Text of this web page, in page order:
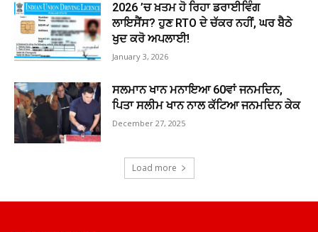
2026 ’ਚ ਖ਼ਤਮ ਹੋ ਰਿਹਾ ਡਰਾਈਵਿੰਗ
ਲਾਇਸੈਂਸ? ਹੁਣ RTO ਦੇ ਚੱਕਰ ਨਹੀਂ, ਘਰ ਬੈਠੇ
ਖੁਦ ਕਰੋ ਅਪਲਾਈ!
January 3, 2026
ਸਲਮਾਨ ਖਾਨ ਮਨਾਇਆ 60ਵਾਂ ਜਨਮਦਿਨ,
ਪਿਤਾ ਸਲੀਮ ਖਾਨ ਨਾਲ ਕੱਟਿਆ ਜਨਮਦਿਨ ਕੇਕ
December 27, 2025
Load more